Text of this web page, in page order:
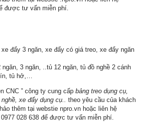
được tư vấn miễn phí.
đẩy 3 ngăn, xe đẩy có giá treo, xe đẩy ngăn
3 ngăn, ..tủ 12 ngăn, tủ đồ nghề 2 cánh
tủ hở,…
CNC ” công ty cung cấp bảng treo dụng cụ,
xe đẩy dụng cụ.. theo yêu cầu của khách
thêm tại webstie npro.vn hoặc liên hệ
0977 028 638 để được tư vấn miễn phí.